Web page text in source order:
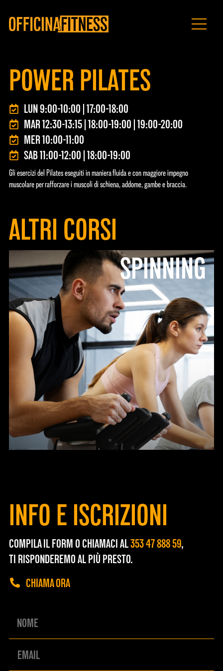
POWER PILATES
LUN 9:00-10:00|17:00-18:00
MAR 12:30-13:15|18:00-19:00|19:00-20:00
MER 10:00-11:00
SAB 11:00-12:00|18:00-19:00
Gli esercizi del Pilates eseguiti in maniera fluida e con maggiore impegno
muscolare per rafforzare i muscoli di schiena, addome, gambe e braccia.
ALTRI CORSI
SPINNING
INFO E ISCRIZIONI
COMPILA IL FORM O CHIAMACI AL353 47 888 59,
TI RISPONDEREMO AL PIÙ PRESTO.
CHIAMA ORA